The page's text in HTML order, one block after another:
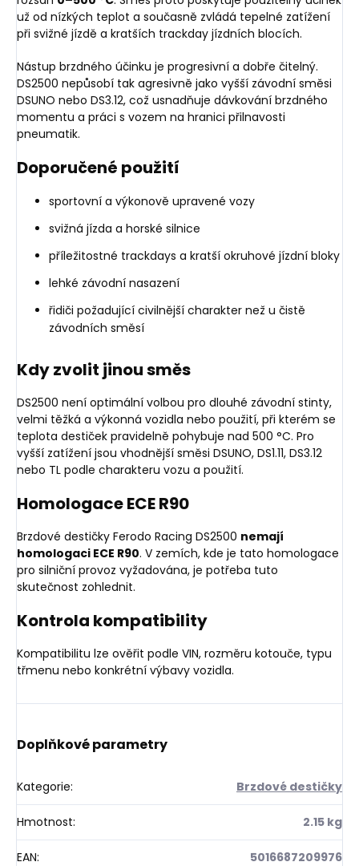
už od nízkých teplot a současně zvládá tepelné zatížení
při svižné jízdě a kratších trackday jízdních blocích.
Nástup brzdného účinku je progresivní a dobře čitelný.
DS2500 nepůsobí tak agresivně jako vyšší závodní směsi
DSUNO nebo DS3.12, což usnadňuje dávkování brzdného
momentu a práci s vozem na hranici přilnavosti
pneumatik.
Doporučené použití
sportovní a výkonově upravené vozy
svižná jízda a horské silnice
příležitostné trackdays a kratší okruhové jízdní bloky
lehké závodní nasazení
řidiči požadující civilnější charakter než u čistě
závodních směsí
Kdy zvolit jinou směs
DS2500 není optimální volbou pro dlouhé závodní stinty,
velmi těžká a výkonná vozidla nebo použití, při kterém se
teplota destiček pravidelně pohybuje nad 500 °C. Pro
vyšší zatížení jsou vhodnější směsi DSUNO, DS1.11, DS3.12
nebo TL podle charakteru vozu a použití.
Homologace ECE R90
Brzdové destičky Ferodo Racing DS2500 nemají
homologaci ECE R90. V zemích, kde je tato homologace
pro silniční provoz vyžadována, je potřeba tuto
skutečnost zohlednit.
Kontrola kompatibility
Kompatibilitu lze ověřit podle VIN, rozměru kotouče, typu
třmenu nebo konkrétní výbavy vozidla.
Doplňkové parametry
Kategorie: Brzdové destičky
Hmotnost: 2.15 kg
EAN: 5016687209976